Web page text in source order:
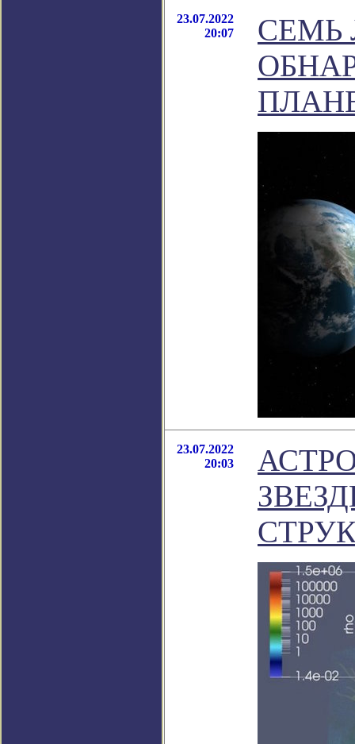
23.07.2022
20:07
СЕМЬ
23.07.2022
20:03